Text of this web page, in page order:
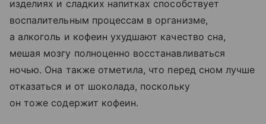
изделиях и сладких напитках способствует
воспалительным процессам в организме,
а алкоголь и кофеин ухудшают качество сна,
мешая мозгу полноценно восстанавливаться
ночью. Она также отметила, что перед сном лучше
отказаться и от шоколада, поскольку
он тоже содержит кофеин.